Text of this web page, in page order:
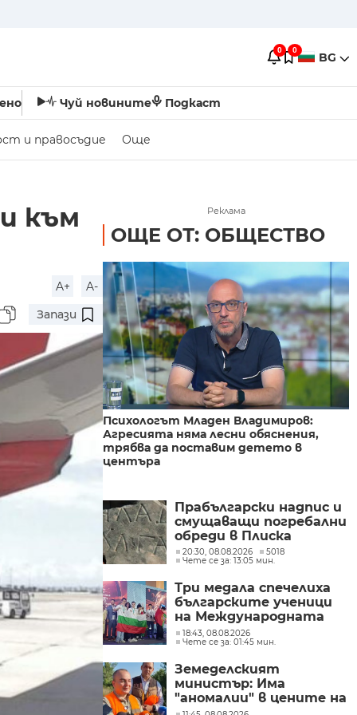
0 0 BG
Чуй новините Подкаст
и правосъдие Още
към
A+
A-
Запази
Реклама
ОЩЕ ОТ: ОБЩЕСТВО
Психологът Младен Владимиров:
Агресията няма лесни обяснения,
трябва да поставим детето в
центъра
Прабългарски надпис и
смущаващи погребални
обреди в Плиска
20:30, 08.08.2026
5018
Чете се за: 13:05 мин.
Три медала спечелиха
българските ученици
на Международната
олимпиада по
изкуствен интелект в
18:43, 08.08.2026
Чете се за: 01:45 мин.
Земеделският
министър: Има
"аномалии" в цените на